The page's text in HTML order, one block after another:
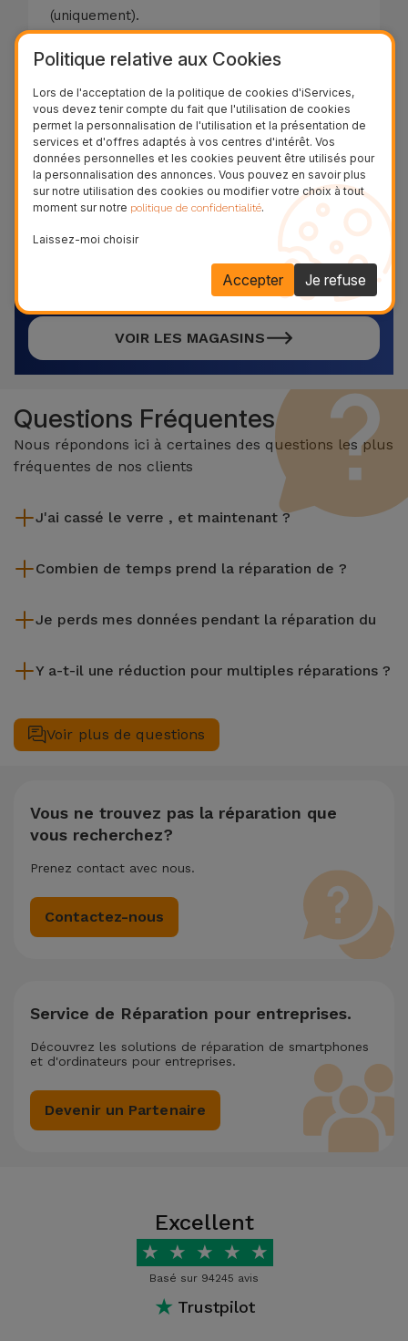
(uniquement).
nous procéderons au remplacement de la
pièce par une neuve. Le diagnostic est
gratuit !
39,95 € - TVA incluse.
Réparez votre équipement
Découvrez et venez dans l’un de nos plus de 28
magasins au Belgique
VOIR LES MAGASINS
Questions Fréquentes
Nous répondons ici à certaines des questions les plus
fréquentes de nos clients
J'ai cassé le verre , et maintenant ?
de 2 ans. Trouvez le magasin le plus proche.
Combien de temps prend la réparation de ?
l'écran, sont effectuées en environ 20 à 30 minutes.
Je perds mes données pendant la réparation du
il est toujours recommandé de faire une sauvegarde. La page
des fichiers.
Y a-t-il une réduction pour multiples réparations ?
complète de votre équipement. Si votre nécessite deux ou
plusieurs interventions techniques réalisées simultanément,
Voir plus de questions
Vous ne trouvez pas la réparation que
vous recherchez?
Prenez contact avec nous.
Contactez-nous
Service de Réparation pour entreprises.
Découvrez les solutions de réparation de smartphones
et d'ordinateurs pour entreprises.
Devenir un Partenaire
Excellent
★ ★ ★ ★ ★
Basé sur 94245 avis
★ Trustpilot
Politique relative aux Cookies
Lors de l'acceptation de la politique de cookies d'iServices,
vous devez tenir compte du fait que l'utilisation de cookies
permet la personnalisation de l'utilisation et la présentation de
services et d'offres adaptés à vos centres d'intérêt. Vos
données personnelles et les cookies peuvent être utilisés pour
la personnalisation des annonces. Vous pouvez en savoir plus
sur notre utilisation des cookies ou modifier votre choix à tout
moment sur notre politique de confidentialité.
Laissez-moi choisir
Je refuse
Accepter